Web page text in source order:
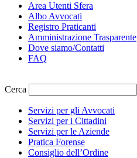
Area Utenti Sfera
Albo Avvocati
Registro Praticanti
Amministrazione Trasparente
Dove siamo/Contatti
FAQ
Cerca
Servizi per gli Avvocati
Servizi per i Cittadini
Servizi per le Aziende
Pratica Forense
Consiglio dell’Ordine